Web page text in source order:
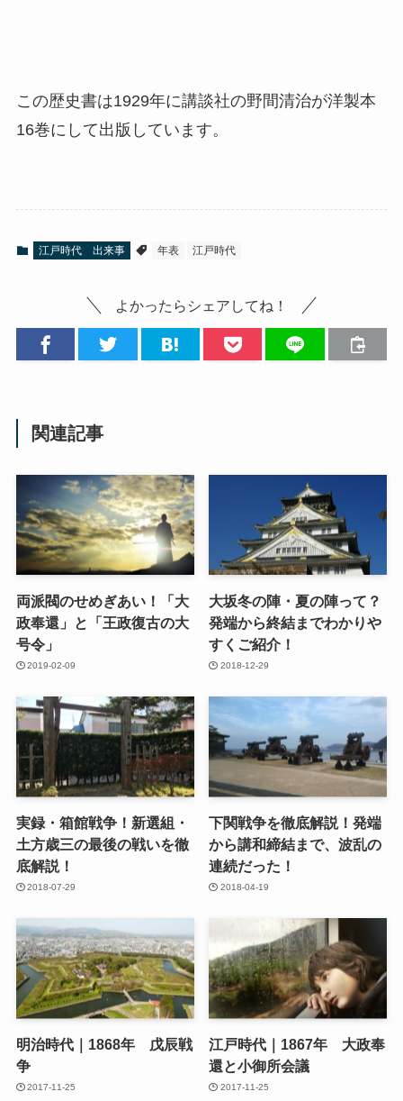
この歴史書は1929年に講談社の野間清治が洋製本
16巻にして出版しています。
江戸時代 出来事 年表 江戸時代
よかったらシェアしてね！
関連記事
両派閥のせめぎあい！「大
政奉還」と「王政復古の大
号令」
2019-02-09
大坂冬の陣・夏の陣って？
発端から終結までわかりや
すくご紹介！
2018-12-29
実録・箱館戦争！新選組・
土方歳三の最後の戦いを徹
底解説！
2018-07-29
下関戦争を徹底解説！発端
から講和締結まで、波乱の
連続だった！
2018-04-19
明治時代｜1868年 戊辰戦
争
2017-11-25
江戸時代｜1867年 大政奉
還と小御所会議
2017-11-25